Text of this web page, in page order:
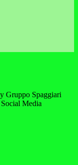
Gruppo Spaggiari
Media